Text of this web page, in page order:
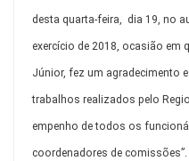
desta quarta-feira, dia 19, no
exercício de 2018, ocasião em
Júnior, fez um agradecimento
trabalhos realizados pelo
empenho de todos os
coordenadores de